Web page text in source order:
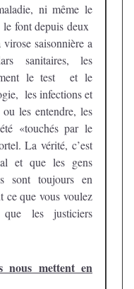
ni même le
font depuis deux
saisonnière a
sanitaires, les
le test et le
les infections et
les entendre, les
«touchés par le
La vérité, c’est
et que les gens
sont toujours en
ce que vous voulez
les justiciers
nous mettent en